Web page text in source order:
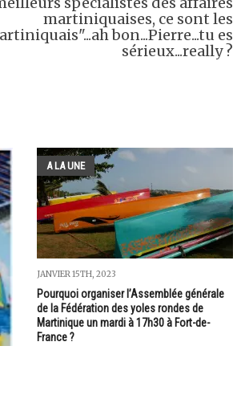
martiniquaises, ce sont les
bon...Pierre...tu es
sérieux...really ?
A LA UNE
JANVIER 15TH, 2023
Pourquoi organiser l’Assemblée générale
de la Fédération des yoles rondes de
Martinique un mardi à 17h30 à Fort-de-
France ?